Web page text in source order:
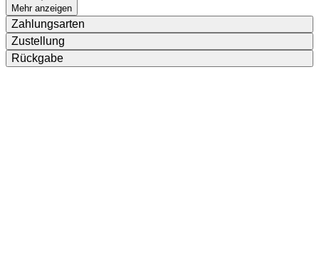
Mehr anzeigen
Zahlungsarten
Zustellung
Rückgabe